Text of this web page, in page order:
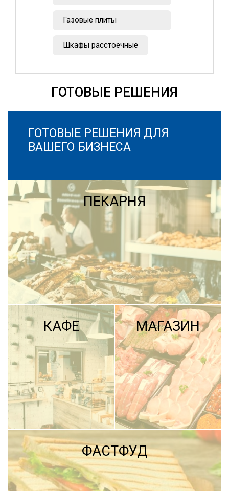
Газовые плиты
Шкафы расстоечные
ГОТОВЫЕ РЕШЕНИЯ
ГОТОВЫЕ РЕШЕНИЯ ДЛЯ
ВАШЕГО БИЗНЕСА
ПЕКАРНЯ
ПОДРОБНЕЕ
КАФЕ МАГАЗИН
ФАСТФУД